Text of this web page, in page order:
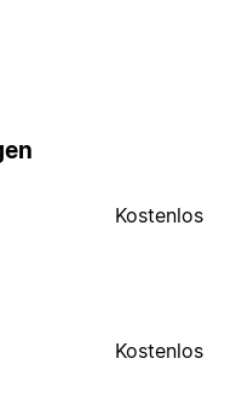
Kostenlos
Kostenlos